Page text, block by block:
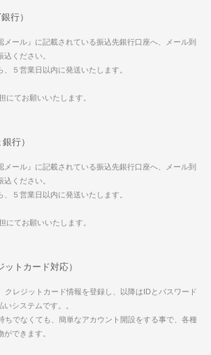
行）
メール』に記載されている振込先銀行口座へ、メール到
ください。
５営業日以内に発送いたします。
にてお願いいたします。
行）
メール』に記載されている振込先銀行口座へ、メール到
ください。
５営業日以内に発送いたします。
にてお願いいたします。
ットカード対応）
クレジットカード情報を登録し、以降はIDとパスワード
システムです。。
ちでなくても、簡単なアカウント開設をする事で、各種
できます。